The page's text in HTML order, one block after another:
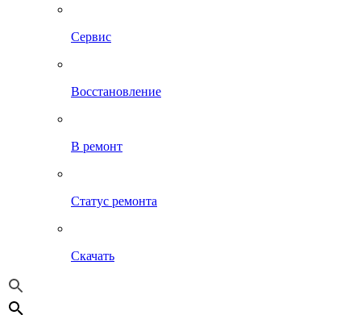
Сервис
Восстановление
В ремонт
Статус ремонта
Скачать